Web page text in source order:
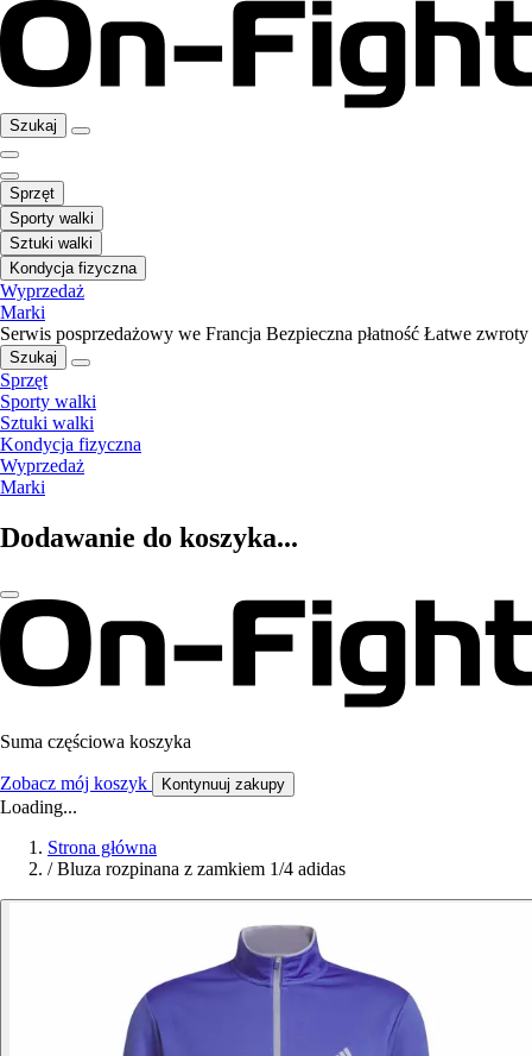
Szukaj
Sprzęt
Sporty walki
Sztuki walki
Kondycja fizyczna
Wyprzedaż
Marki
Serwis posprzedażowy we Francja Bezpieczna płatność Łatwe zwroty
Szukaj
Sprzęt
Sporty walki
Sztuki walki
Kondycja fizyczna
Wyprzedaż
Marki
Dodawanie do koszyka...
Suma częściowa koszyka
Zobacz mój koszyk Kontynuuj zakupy
Loading...
Strona główna
/ Bluza rozpinana z zamkiem 1/4 adidas